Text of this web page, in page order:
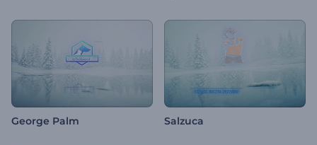
George Palm Salzuca